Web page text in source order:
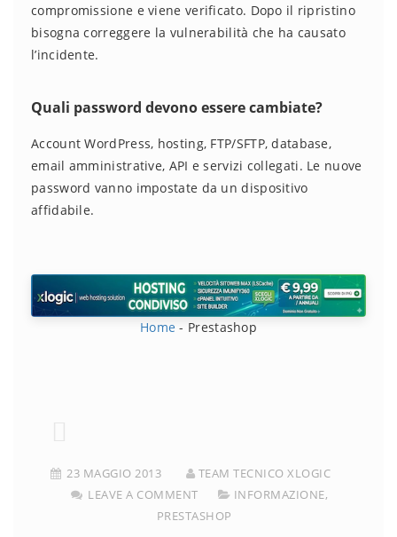
compromissione e viene verificato. Dopo il ripristino
bisogna correggere la vulnerabilità che ha causato
l’incidente.
Quali password devono essere cambiate?
Account WordPress, hosting, FTP/SFTP, database,
email amministrative, API e servizi collegati. Le nuove
password vanno impostate da un dispositivo
affidabile.
Home - Prestashop
23 MAGGIO 2013
TEAM TECNICO XLOGIC
LEAVE A COMMENT
INFORMAZIONE,
PRESTASHOP